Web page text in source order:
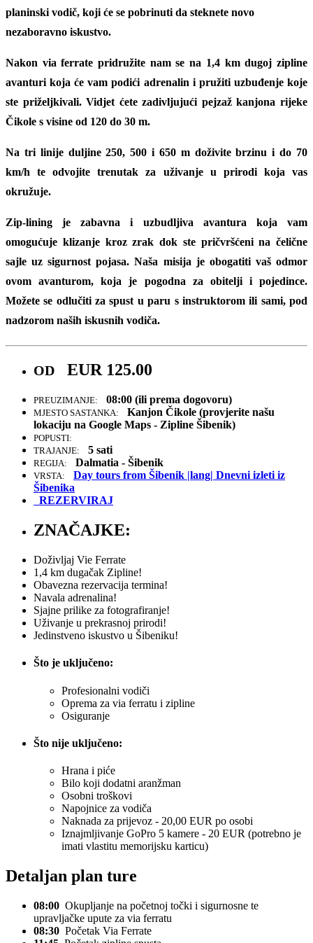
planinski vodič, koji će se pobrinuti da steknete novo
nezaboravno iskustvo.
Nakon via ferrate pridružite nam se na 1,4 km dugoj zipline
avanturi koja će vam podići adrenalin i pružiti uzbuđenje koje
ste priželjkivali. Vidjet ćete zadivljujući pejzažkanjona rijeke
Čikole s visine od 120 do 30 m.
Na tri linije duljine 250, 500 i 650 m doživite brzinu i do 70
km/h te odvojite trenutak za uživanje u prirodi koja vas
okružuje.
Zip-lining je zabavna i uzbudljiva avantura koja vam
omogućuje klizanje kroz zrak dok ste pričvršćeni na čelične
sajle uz sigurnost pojasa. Naša misija je obogatiti vaš odmor
ovom avanturom, koja je pogodna za obitelji i pojedince.
Možete se odlučiti za spust u paru s instruktorom ili sami, pod
nadzorom naših iskusnih vodiča.
OD EUR 125.00
PREUZIMANJE: 08:00 (ili prema dogovoru)
MJESTO SASTANKA:
Kanjon Čikole (provjerite našu
lokaciju na Google Maps - Zipline Šibenik)
POPUSTI:
TRAJANJE:
5 sati
REGIJA: Dalmatia - Šibenik
VRSTA:
Day tours from Šibenik |lang| Dnevni izleti iz
Šibenika
REZERVIRAJ
ZNAČAJKE:
Doživljaj Vie Ferrate
1,4 km dugačak Zipline!
Obavezna rezervacija termina!
Navala adrenalina!
Sjajne prilike za fotografiranje!
Uživanje u prekrasnoj prirodi!
Jedinstveno iskustvo u Šibeniku!
Što je uključeno:
Profesionalni vodiči
Oprema za via ferratu i zipline
Osiguranje
Što nije uključeno:
Hrana i piće
Bilo koji dodatni aranžman
Osobni troškovi
Napojnice za vodiča
Naknada za prijevoz - 20,00 EUR po osobi
Iznajmljivanje GoPro 5 kamere - 20 EUR (potrebno je
imati vlastitu memorijsku karticu)
Detaljan plan ture
08:00 Okupljanje na početnoj točki i sigurnosne te
upravljačke upute za via ferratu
08:30 Početak Via Ferrate